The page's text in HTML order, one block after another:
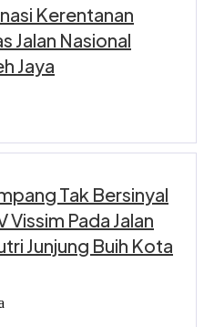
Kerentanan
Jalan Nasional
Jaya
Tak Bersinyal
Vissim Pada Jalan
Junjung Buih Kota